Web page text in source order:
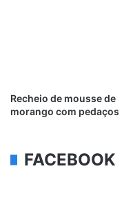
Recheio de mousse de
morango com pedaços
FACEBOOK